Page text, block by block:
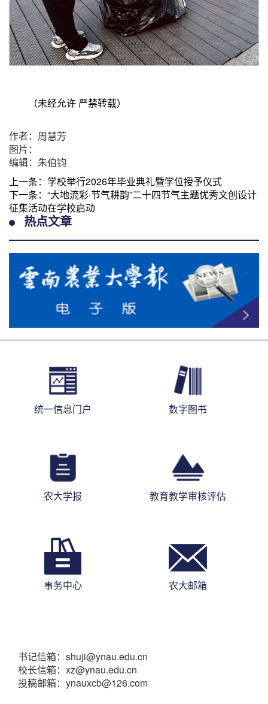
（未经允许 严禁转载）
作者：周慧芳
图片：
编辑：朱伯钧
上一条： 学校举行2026年毕业典礼暨学位授予仪式
下一条： “大地流彩·节气耕韵”二十四节气主题优秀文创设计
征集活动在学校启动
热点文章
统一信息门户 数字图书
农大学报 教育教学审核评估
事务中心 农大邮箱
书记信箱：shuji@ynau.edu.cn
校长信箱：xz@ynau.edu.cn
投稿邮箱：ynauxcb@126.com